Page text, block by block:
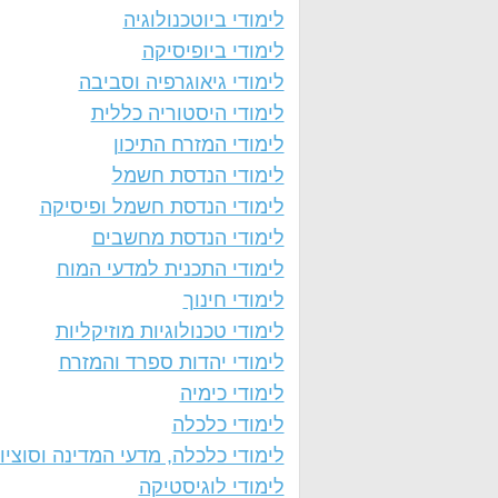
לימודי ביוטכנולוגיה
לימודי ביופיסיקה
לימודי גיאוגרפיה וסביבה
לימודי היסטוריה כללית
לימודי המזרח התיכון
לימודי הנדסת חשמל
לימודי הנדסת חשמל ופיסיקה
לימודי הנדסת מחשבים
לימודי התכנית למדעי המוח
לימודי חינוך
לימודי טכנולוגיות מוזיקליות
לימודי יהדות ספרד והמזרח
לימודי כימיה
לימודי כלכלה
לימודי כלכלה, מדעי המדינה
לימודי לוגיסטיקה